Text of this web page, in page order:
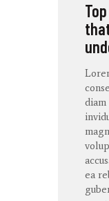
diam
ea